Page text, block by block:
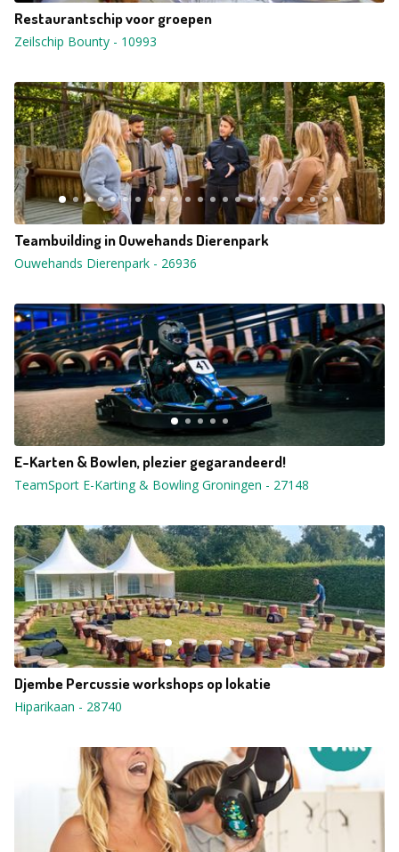
Restaurantschip voor groepen
Zeilschip Bounty - 10993
Teambuilding in Ouwehands Dierenpark
Ouwehands Dierenpark - 26936
E-Karten & Bowlen, plezier gegarandeerd!
TeamSport E-Karting & Bowling Groningen - 27148
Djembe Percussie workshops op lokatie
Hiparikaan - 28740